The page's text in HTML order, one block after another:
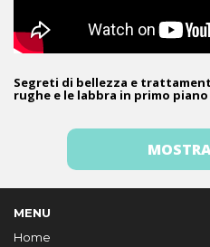
Segreti di bellezza e
rughe e le labbra in primo piano
MENU
Home